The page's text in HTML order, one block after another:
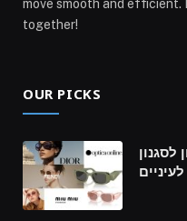
move smooth and efficient.
together!
OUR PICKS